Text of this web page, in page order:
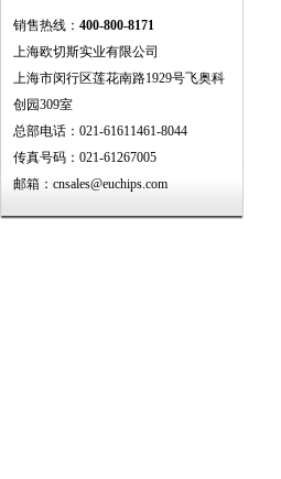
销售热线： 400-800-8171
上海欧切斯实业有限公司
上海市闵行区莲花南路1929号飞奥科
创园309室
总部电话：021-61611461-8044
传真号码：021-61267005
邮箱：cnsales@euchips.com